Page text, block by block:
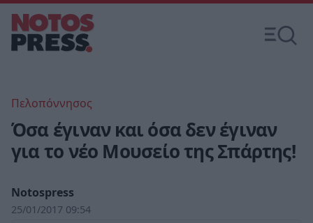
Πελοπόννησος
Όσα έγιναν και όσα δεν έγιναν
για το νέο Μουσείο της Σπάρτης!
Notospress
25/01/2017 09:54